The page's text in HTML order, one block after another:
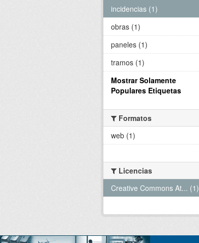
incidencias (1)
obras (1)
paneles (1)
tramos (1)
Mostrar Solamente
Populares Etiquetas
Formatos
web (1)
Licencias
Creative Commons At... (1)